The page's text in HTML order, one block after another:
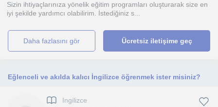
Sizin ihtiyaçlarınıza yönelik eğitim programları oluşturarak size en
iyi şekilde yardımcı olabilirim. İstediğiniz s...
daha fazlasını gör Ücretsiz iletişime geç
Eğlenceli ve akılda kalıcı İngilizce öğrenmek ister misiniz?
Ingilizce